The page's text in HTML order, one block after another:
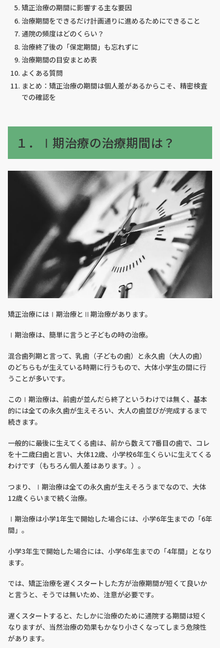
矯正治療の期間に影響する主な要因
治療期間をできるだけ計画通りに進めるためにできること
通院の頻度はどのくらい？
治療終了後の「保定期間」も忘れずに
治療期間の目安まとめ表
よくある質問
まとめ：矯正治療の期間は個人差があるからこそ、精密検査
での確認を
１．Ⅰ期治療の治療期間は？
矯正治療にはⅠ期治療とⅡ期治療があります。
Ⅰ期治療は、簡単に言うと子どもの時の治療。
混合歯列期と言って、乳歯（子どもの歯）と永久歯（大人の歯）
のどちらもが生えている時期に行うもので、大体小学生の間に行
うことが多いです。
このⅠ期治療は、前歯が並んだら終了というわけでは無く、基本
的には全ての永久歯が生えそろい、大人の歯並びが完成するまで
続きます。
一般的に最後に生えてくる歯は、前から数えて7番目の歯で、コレ
を十二歳臼歯と言い、大体12歳、小学校6年生くらいに生えてくる
わけです（もちろん個人差はあります。）。
つまり、Ⅰ期治療は全ての永久歯が生えそろうまでなので、大体
12歳くらいまで続く治療。
Ⅰ期治療は小学1年生で開始した場合には、小学6年生までの「6年
間」。
小学3年生で開始した場合には、小学6年生までの「4年間」となり
ます。
では、矯正治療を遅くスタートした方が治療期間が短くて良いか
と言うと、そうでは無いため、注意が必要です。
遅くスタートすると、たしかに治療のために通院する期間は短く
なりますが、当然治療の効果もかなり小さくなってしまう危険性
があります。